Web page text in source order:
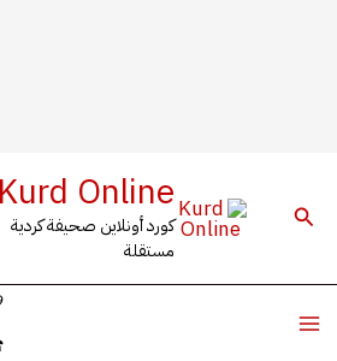
البحث Kurd Online
كورد أونلاين صحيفة كردية
مستقلة
9